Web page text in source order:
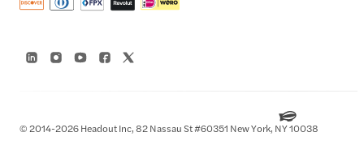
© 2014-2026 Headout Inc, 82 Nassau St #60351 New York, NY 10038